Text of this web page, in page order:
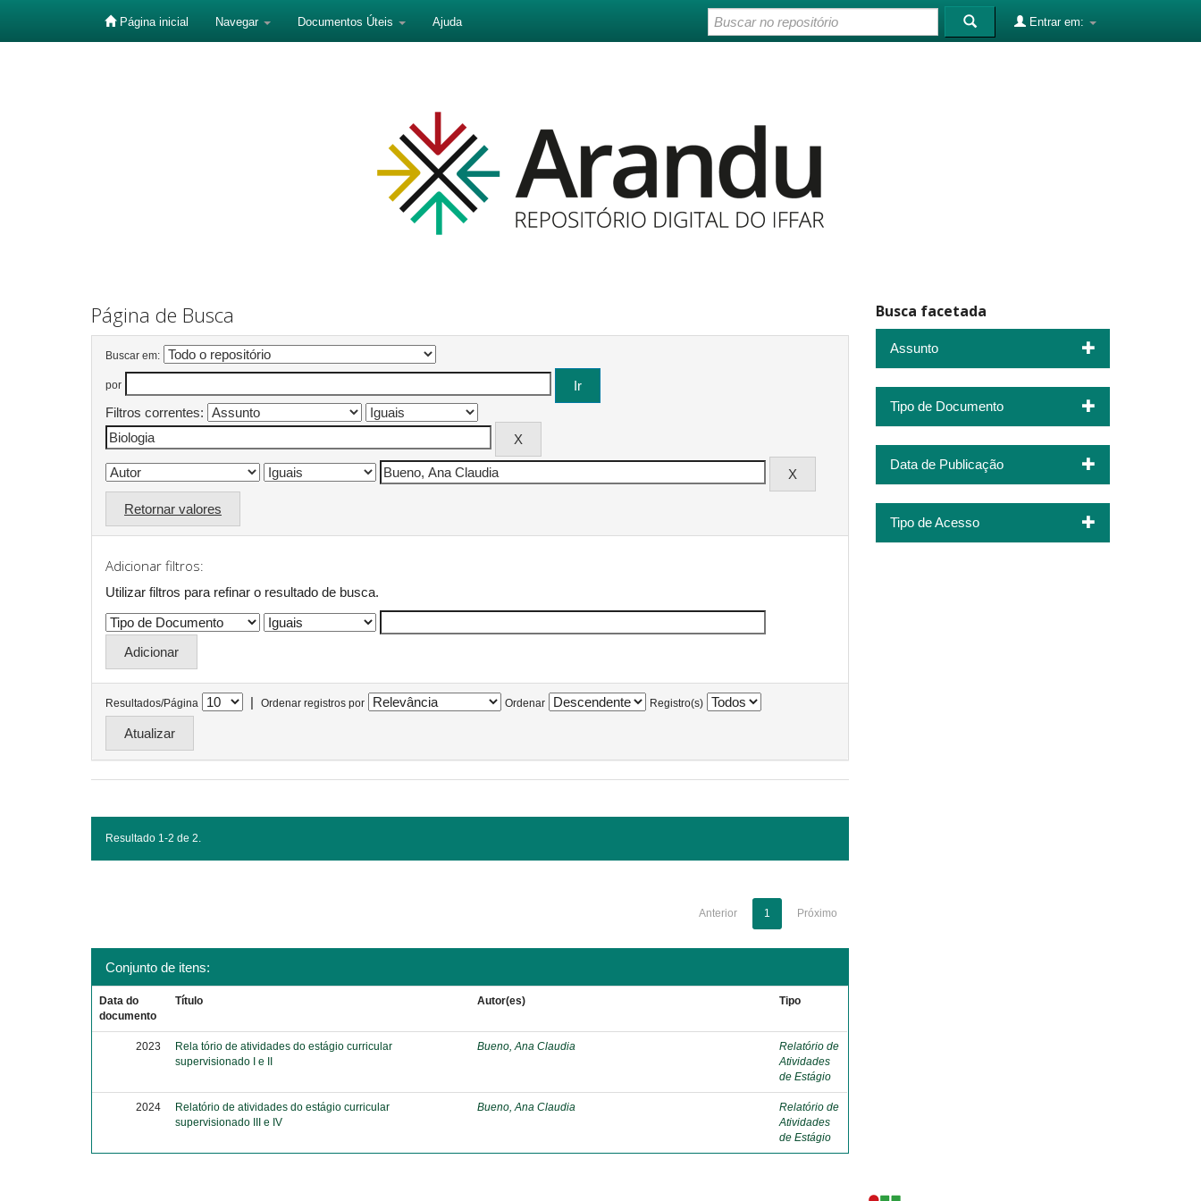
Página inicial Navegar Documentos Úteis Ajuda Entrar em:
Página de Busca
Buscar em:
por
Filtros correntes:
Retornar valores
Adicionar filtros:
Utilizar filtros para refinar o resultado de busca.
Resultados/Página | Ordenar registros por Ordenar Registro(s)
Resultado 1-2 de 2.
Anterior 1 Próximo
Conjunto de itens:
Data do
documento
Título Autor(es) Tipo
2023
Rela tório de atividades do estágio curricular
supervisionado I e II
Bueno, Ana Claudia
Relatório de
Atividades
de Estágio
2024
Relatório de atividades do estágio curricular
supervisionado III e IV
Bueno, Ana Claudia
Relatório de
Atividades
de Estágio
Busca facetada
Assunto
Tipo de Documento
Data de Publicação
Tipo de Acesso